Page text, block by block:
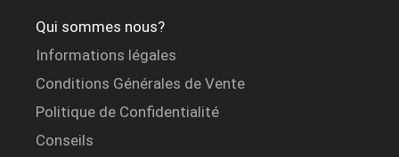
Qui sommes nous?
Informations légales
Conditions Générales de Vente
Politique de Confidentialité
Conseils